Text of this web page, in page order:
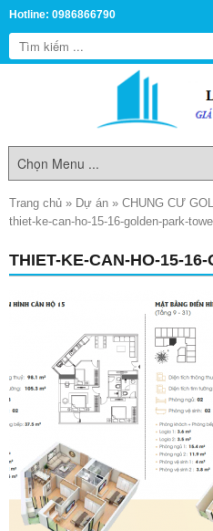
Hotline: 0986866790
Trang chủ » Dự án » CHUNG CƯ
thiet-ke-can-ho-15-16-golden-park-
THIET-KE-CAN-HO-15-